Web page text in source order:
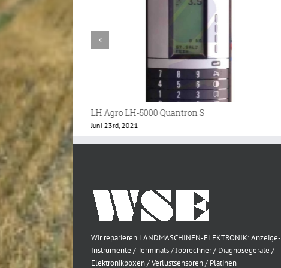
LH Agro LH-1200 Valmet Bedienteil
Mai 11th, 2021
Wir reparieren LANDMASCHINEN-ELEKTRONIK: Anzeige-
Instrumente / Terminals / Jobrechner / Diagnosegeräte /
Elektronikboxen / Verlustsensoren / Platinen